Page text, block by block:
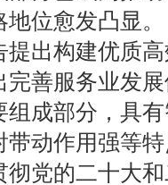
位愈发凸显。
出构建优质高
善服务业发
组成部分，具
带动作用强等
党的二十大和